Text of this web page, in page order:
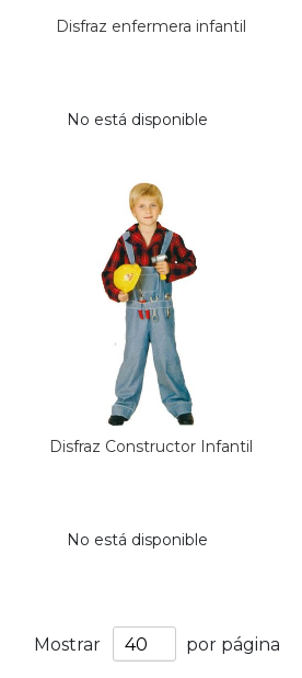
Disfraz enfermera infantil
No está disponible
Disfraz Constructor Infantil
No está disponible
Mostrar por página